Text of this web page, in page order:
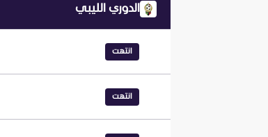
الدوري الليبي
انتهت
انتهت